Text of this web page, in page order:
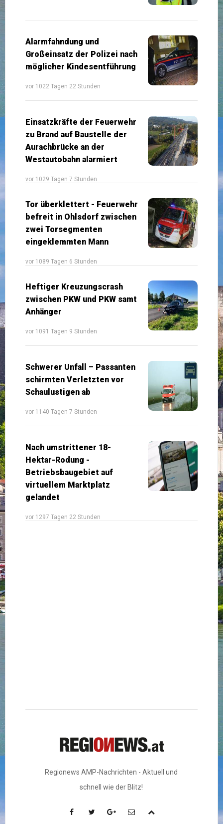
Alarmfahndung und
Großeinsatz der Polizei nach
möglicher Kindesentführung
vor 1022 Tagen 22 Stunden
Einsatzkräfte der Feuerwehr
zu Brand auf Baustelle der
Aurachbrücke an der
Westautobahn alarmiert
vor 1029 Tagen 7 Stunden
Tor überklettert - Feuerwehr
befreit in Ohlsdorf zwischen
zwei Torsegmenten
eingeklemmten Mann
vor 1089 Tagen 6 Stunden
Heftiger Kreuzungscrash
zwischen PKW und PKW samt
Anhänger
vor 1091 Tagen 9 Stunden
Schwerer Unfall – Passanten
schirmten Verletzten vor
Schaulustigen ab
vor 1140 Tagen 7 Stunden
Nach umstrittener 18-
Hektar-Rodung -
Betriebsbaugebiet auf
virtuellem Marktplatz
gelandet
vor 1297 Tagen 22 Stunden
Regionews AMP-Nachrichten - Aktuell und
schnell wie der Blitz!